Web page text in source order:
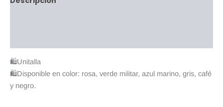
🛍Unitalla
🛍Disponible en color: rosa, verde militar, azul marino, gris, café
y negro.